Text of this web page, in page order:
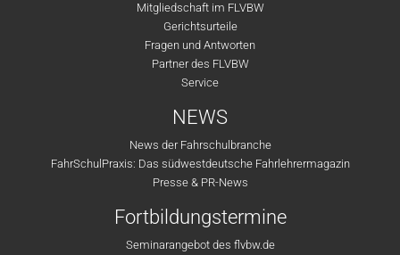
Mitgliedschaft im FLVBW
Gerichtsurteile
Fragen und Antworten
Partner des FLVBW
Service
NEWS
News der Fahrschulbranche
FahrSchulPraxis: Das südwestdeutsche Fahrlehrermagazin
Presse & PR-News
Fortbildungstermine
Seminarangebot des flvbw.de